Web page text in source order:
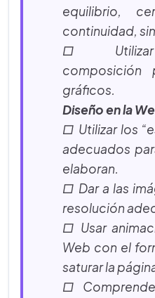
equilibrio,
continuidad,
□ Utilizar
composición
gráficos.
Diseño en la
□ Utilizar los
adecuados
elaboran.
□ Dar a las
resolución
□ Usar
Web con el
saturar la
□